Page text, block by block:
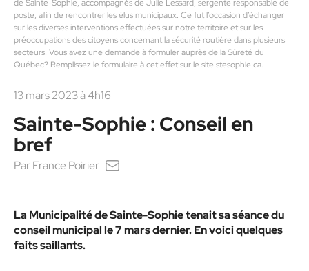
de Sainte-Sophie, accompagnés de Julie Lessard, sergente responsable de
poste, afin de rencontrer les élus municipaux. Ce fut l’occasion d’échanger
sur les diverses interventions effectuées sur notre territoire et sur les
préoccupations des citoyens concernant la sécurité routière dans plusieurs
secteurs. Vous avez une demande à formuler auprès de la Sûreté du
Québec? Remplissez le formulaire à cet effet sur le site stesophie.ca.
13 mars 2023 à 4h16
Sainte-Sophie : Conseil en
bref
Par France Poirier
La Municipalité de Sainte-Sophie tenait sa séance du
conseil municipal le 7 mars dernier. En voici quelques
faits saillants.